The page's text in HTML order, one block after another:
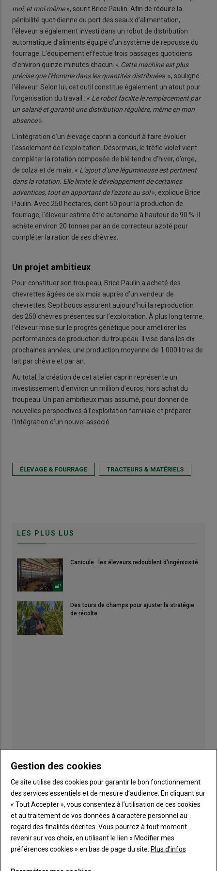
moi, et moi-même», sourit Brice Paulin. Afin de réduire la
pénibilité quotidienne du port des seaux d’alimentation,
l’éleveur a également investi dans un robot de distribution
automatique d’aliments équipé d’un système de repousse du
fourrage. L’équipement effectue trois passages quotidiens
d’environ quinze minutes chacun. « Cette machine est plus
précise que l’Homme dans les quantités distribuées », souligne
l'éleveur. Selon lui, cet outil constitue également un atout pour
l’organisation du travail : « Le robot facilite le remplacement par
un salarié et garantit une distribution régulière, même en mon
absence».
L’intégration d’un élevage caprin a conduit à faire évoluer
l’assolement de l’exploitation. Désormais, le trèfle violet vient
compléter la rotation composée de blé tendre d’hiver, d’orge,
de colza et de maïs. « L’ajout d’une légumineuse est pertinent
dans la rotation. Elle limite le développement de certaines
adventices, tout en apportant de l’azote au sol», explique Brice
Paulin. Avec 250 hectares, dont 50 pour la production de
fourrage, l’éleveur estime être autonome à hauteur de 90 %. Il
achète environ 20 tonnes par an de correcteur azoté pour
compléter la ration de ses chèvres.
Un projet ambitieux
Pour constituer son troupeau, Brice Paulin a acheté des
chevrettes âgées de six mois auprès d’un vendeur de
chevrettes. Sept boucs assurent aujourd’hui la reproduction
des 250 chèvres présentes sur l’exploitation. À plus long terme,
l’éleveur mise sur le progrès génétique pour améliorer les
performances de production du troupeau. Il vise dans les dix
prochaines années, une production moyenne de 1 000 litres de
lait par chèvre et par an.
Au total, la création de cet atelier caprin représente un
investissement d’environ un million d’euros, hors achat du
troupeau. Un pari ambitieux mais assumé, pour donner de
nouvelles perspectives à l’exploitation familiale et préparer
l’intégration d’un nouvel associé.
ÉLEVAGE & FOURRAGE TRACTEURS & MATÉRIELS
LES PLUS LUS
Canicule : les éleveurs redoublent d'ingéniosité
Des tours de champs pour ajuster la stratégie
de récolte
TITRE JE M'ABONNE
Body A partir de 85€
JE M'ABONNE
Gestion des cookies
Ce site utilise des cookies pour garantir le bon fonctionnement
des services essentiels et de mesure d’audience. En cliquant sur
« Tout Accepter », vous consentez à l’utilisation de ces cookies
et au traitement de vos données à caractère personnel au
regard des finalités décrites. Vous pourrez à tout moment
revenir sur vos choix, en utilisant le lien « Modifier mes
préférences cookies » en bas de page du site. Plus d'infos